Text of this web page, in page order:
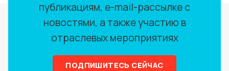
публикациям, e-mail-рассылке с
новостями, а также участию в
отраслевых мероприятиях
ПОДПИШИТЕСЬ СЕЙЧАС